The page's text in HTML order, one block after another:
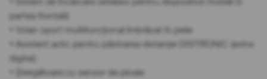
partea frontală
• Volan sport multifuncțional îmbrăcat în piele
• Asistent activ pentru păstrarea distanței DISTRONIC (extra
digital)
• Ștergătoare cu senzor de ploaie